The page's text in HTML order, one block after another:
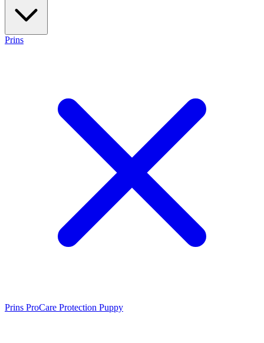
Prins
Prins ProCare Protection Puppy